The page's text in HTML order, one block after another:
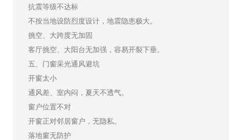
抗震等级不达标
不按当地设防烈度设计，地震隐患极大。
挑空、大跨度无加固
客厅挑空、大阳台无加强，容易开裂下垂。
五、门窗采光通风避坑
开窗太小
通风差、室内闷，夏天不透气。
窗户位置不对
开窗正对邻居窗户，无隐私。
落地窗无防护